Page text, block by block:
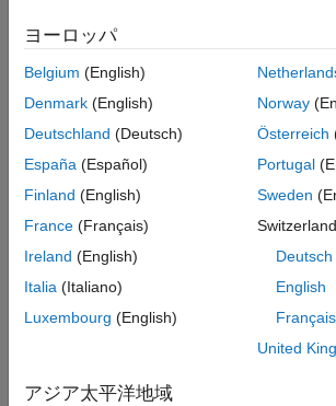
る場合は、コード置換ライブラリの
登録ファイルに貼り付けます。
セッションを更新し、ライブラリが
コンフィギュレーション オプション
確認します。
コード置換が生成コードで想定どお
します。
コード置換ライブラリを使用できるこ
す。
参考
生成コードの移動または共有
ヨーロッパ
Belgium (English)
Denmark (English)
Deutschland (Deutsch)
España (Español)
Finland (English)
France (Français)
Ireland (English)
Italia (Italiano)
Luxembourg (English)
Norway
Österreich
Portugal
Sweden
Switzerland
Deutsch
English
Français
United
アジア太平洋地域